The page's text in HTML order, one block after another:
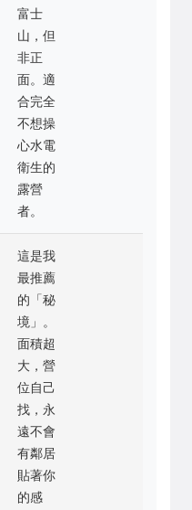
富士
山，但
非正
面。適
合完全
不想操
心水電
衛生的
露營
者。
這是我
最推薦
的「秘
境」。
面積超
大，營
位自己
找，永
遠不會
有鄰居
貼著你
的感